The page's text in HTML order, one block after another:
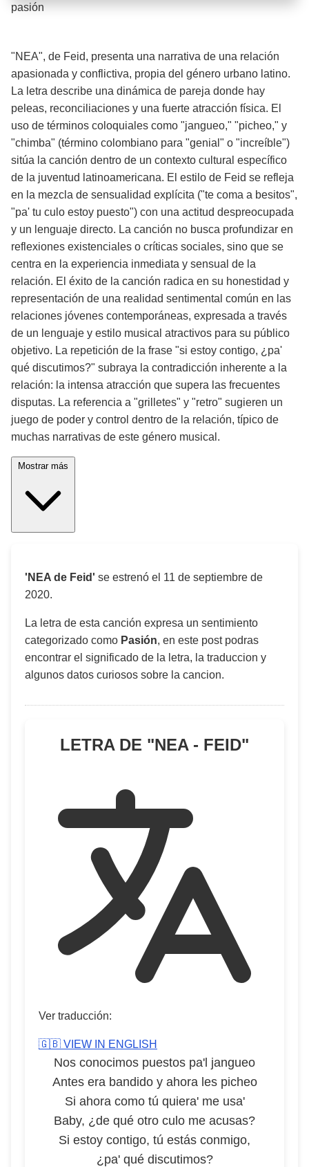
Barra de progreso de la reproducción
pasión
"NEA", de Feid, presenta una narrativa de una relación
apasionada y conflictiva, propia del género urbano latino.
La letra describe una dinámica de pareja donde hay
peleas, reconciliaciones y una fuerte atracción física. El
uso de términos coloquiales como "jangueo," "picheo," y
"chimba" (término colombiano para "genial" o "increíble")
sitúa la canción dentro de un contexto cultural específico
de la juventud latinoamericana. El estilo de Feid se refleja
en la mezcla de sensualidad explícita ("te coma a besitos",
"pa' tu culo estoy puesto") con una actitud despreocupada
y un lenguaje directo. La canción no busca profundizar en
reflexiones existenciales o críticas sociales, sino que se
centra en la experiencia inmediata y sensual de la
relación. El éxito de la canción radica en su honestidad y
representación de una realidad sentimental común en las
relaciones jóvenes contemporáneas, expresada a través
de un lenguaje y estilo musical atractivos para su público
objetivo. La repetición de la frase "si estoy contigo, ¿pa'
qué discutimos?" subraya la contradicción inherente a la
relación: la intensa atracción que supera las frecuentes
disputas. La referencia a "grilletes" y "retro" sugieren un
juego de poder y control dentro de la relación, típico de
muchas narrativas de este género musical.
'NEA de Feid' se estrenó el 11 de septiembre de
2020.
La letra de esta canción expresa un sentimiento
categorizado como Pasión, en este post podras
encontrar el significado de la letra, la traduccion y
algunos datos curiosos sobre la cancion.
LETRA DE "NEA - FEID"
Ver traducción:
🇬🇧 VIEW IN ENGLISH
Nos conocimos puestos pa'l jangueo
Antes era bandido y ahora les picheo
Si ahora como tú quiera' me usa'
Baby, ¿de qué otro culo me acusas?
Si estoy contigo, tú estás conmigo,
¿pa' qué discutimos?